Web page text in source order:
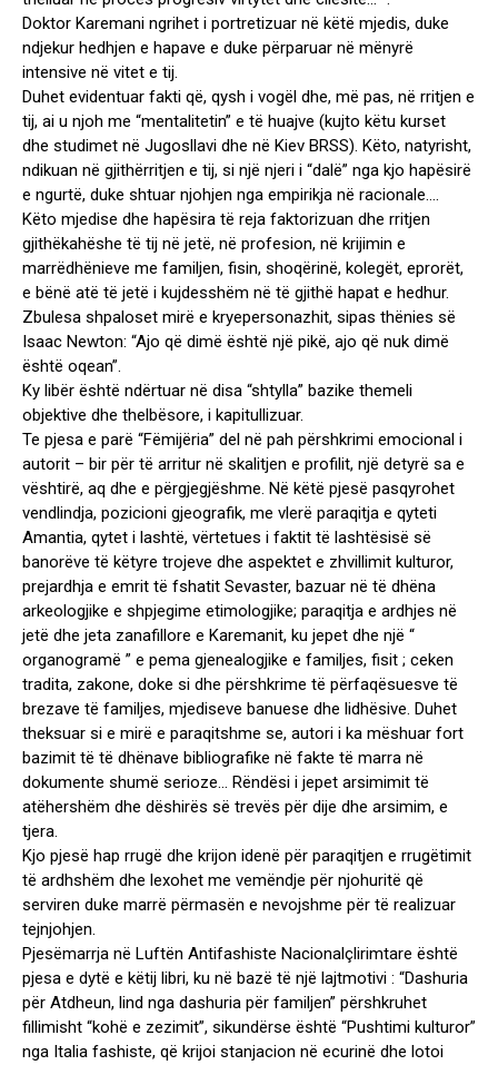
Doktor Karemani ngrihet i portretizuar në këtë mjedis, duke
ndjekur hedhjen e hapave e duke përparuar në mënyrë
intensive në vitet e tij.
Duhet evidentuar fakti që, qysh i vogël dhe, më pas, në rritjen e
tij, ai u njoh me “mentalitetin” e të huajve (kujto këtu kurset
dhe studimet në Jugosllavi dhe në Kiev BRSS). Këto, natyrisht,
ndikuan në gjithërritjen e tij, si një njeri i “dalë” nga kjo hapësirë
e ngurtë, duke shtuar njohjen nga empirikja në racionale….
Këto mjedise dhe hapësira të reja faktorizuan dhe rritjen
gjithëkahëshe të tij në jetë, në profesion, në krijimin e
marrëdhënieve me familjen, fisin, shoqërinë, kolegët, eprorët,
e bënë atë të jetë i kujdesshëm në të gjithë hapat e hedhur.
Zbulesa shpaloset mirë e kryepersonazhit, sipas thënies së
Isaac Newton: “Ajo që dimë është një pikë, ajo që nuk dimë
është oqean”.
Ky libër është ndërtuar në disa “shtylla” bazike themeli
objektive dhe thelbësore, i kapitullizuar.
Te pjesa e parë “Fëmijëria” del në pah përshkrimi emocional i
autorit – bir për të arritur në skalitjen e profilit, një detyrë sa e
vështirë, aq dhe e përgjegjëshme. Në këtë pjesë pasqyrohet
vendlindja, pozicioni gjeografik, me vlerë paraqitja e qyteti
Amantia, qytet i lashtë, vërtetues i faktit të lashtësisë së
banorëve të këtyre trojeve dhe aspektet e zhvillimit kulturor,
prejardhja e emrit të fshatit Sevaster, bazuar në të dhëna
arkeologjike e shpjegime etimologjike; paraqitja e ardhjes në
jetë dhe jeta zanafillore e Karemanit, ku jepet dhe një “
organogramë ” e pema gjenealogjike e familjes, fisit ; ceken
tradita, zakone, doke si dhe përshkrime të përfaqësuesve të
brezave të familjes, mjediseve banuese dhe lidhësive. Duhet
theksuar si e mirë e paraqitshme se, autori i ka mëshuar fort
bazimit të të dhënave bibliografike në fakte të marra në
dokumente shumë serioze… Rëndësi i jepet arsimimit të
atëhershëm dhe dëshirës së trevës për dije dhe arsimim, e
tjera.
Kjo pjesë hap rrugë dhe krijon idenë për paraqitjen e rrugëtimit
të ardhshëm dhe lexohet me vemëndje për njohuritë që
serviren duke marrë përmasën e nevojshme për të realizuar
tejnjohjen.
Pjesëmarrja në Luftën Antifashiste Nacionalçlirimtare është
pjesa e dytë e këtij libri, ku në bazë të një lajtmotivi : “Dashuria
për Atdheun, lind nga dashuria për familjen” përshkruhet
fillimisht “kohë e zezimit”, sikundërse është “Pushtimi kulturor”
nga Italia fashiste, që krijoi stanjacion në ecurinë dhe lotoi